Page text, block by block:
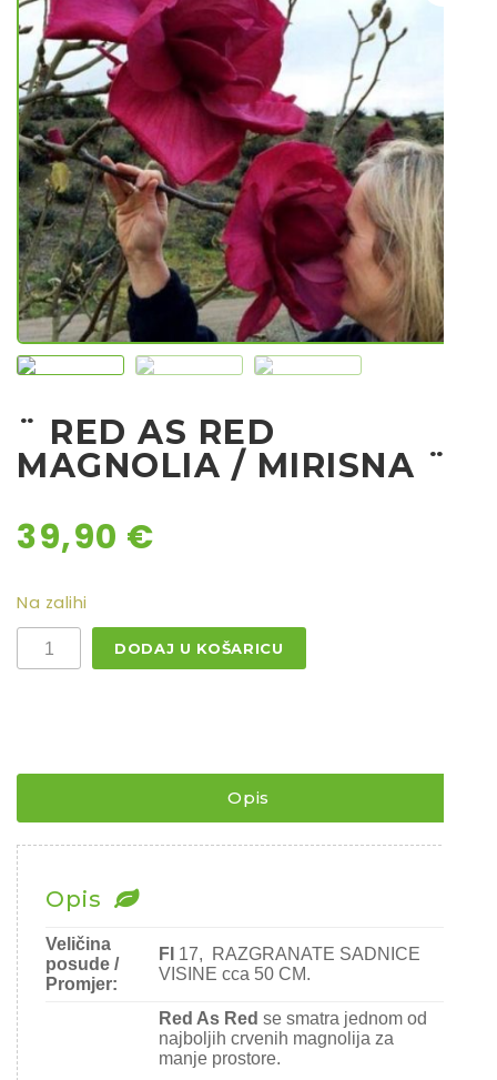
UKRASNO BILJE I TRAJNICE
GRMOVI/DRVEĆE
HIT SEZONE*** VRTNI SLJEZOVI
UKRASNE TRAVE
HORTENZIJE
LJEKOVITO I ZAČINSKO
VOĆE / BOBIČASTO VOĆE
Sjeme
Sjeme povrća
Rajčice
Ostalo sjeme
¨ RED AS RED
MAGNOLIA / MIRISNA ¨
39,90 €
Na zalihi
¨
RED
AS
¨
DODAJ U KOŠARICU
Opis
Opis
Veličina
posude /
Promjer:
FI 17, RAZGRANATE SADNICE
VISINE cca 50 CM.
Red As Red se smatra jednom od
najboljih crvenih magnolija za
manje prostore.